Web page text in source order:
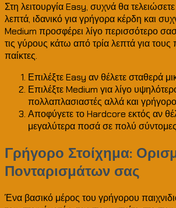
Στη λειτουργία Easy, συχνά θα
λεπτά, ιδανικό για γρήγορα κέρδη και
Medium προσφέρει λίγο περισσότερο
τις γύρους κάτω από τρία λεπτά για τους
παίκτες.
Επιλέξτε Easy αν θέλετε σταθερά
Επιλέξτε Medium για λίγο
πολλαπλασιαστές αλλά και
Αποφύγετε το Hardcore εκτός αν
μεγαλύτερα ποσά σε πολύ
Γρήγορο Στοίχημα:
Πονταρισμάτων σας
Ένα βασικό μέρος του γρήγορου